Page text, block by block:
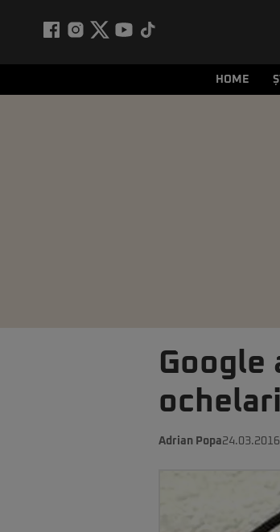
HOME
Google
Adrian Popa24.03.2016